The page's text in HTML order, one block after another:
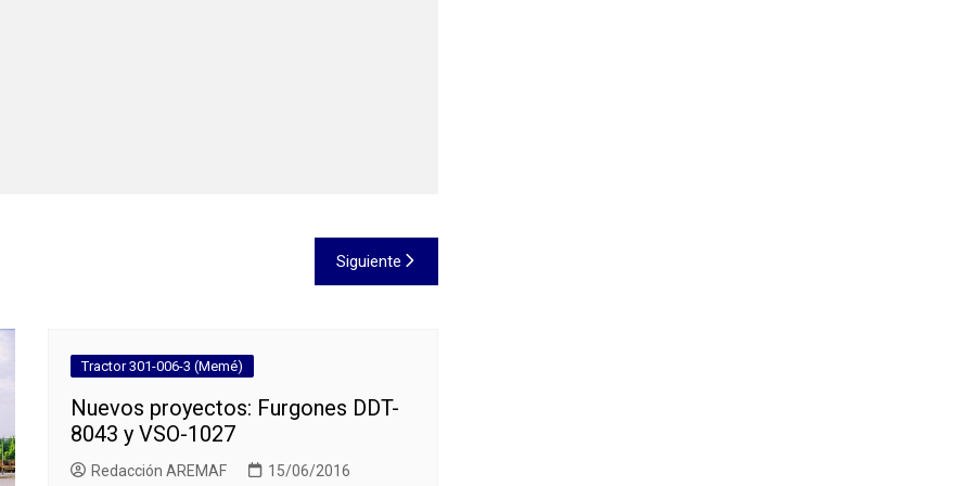
Siguiente
Tractor 301-006-3 (Memé)
Nuevos proyectos: Furgones DDT-
8043 y VSO-1027
Redacción AREMAF 15/06/2016